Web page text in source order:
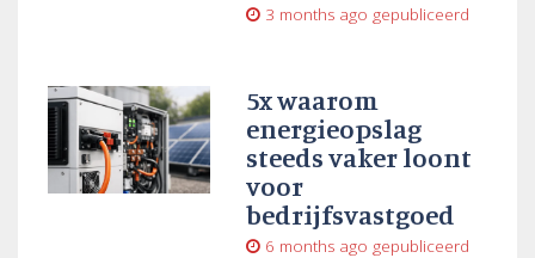
3 months ago gepubliceerd
5x waarom
energieopslag
steeds vaker loont
voor
bedrijfsvastgoed
6 months ago gepubliceerd